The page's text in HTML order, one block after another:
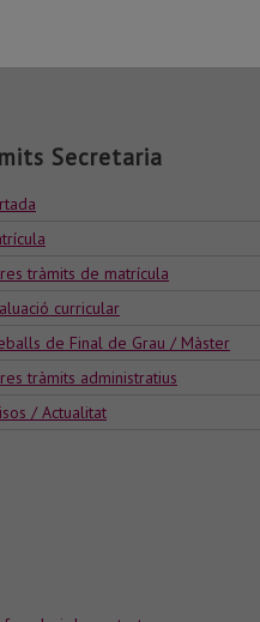
Secretaria
tràmits de matrícula
curricular
de Final de Grau / Màster
tràmits administratius
/ Actualitat